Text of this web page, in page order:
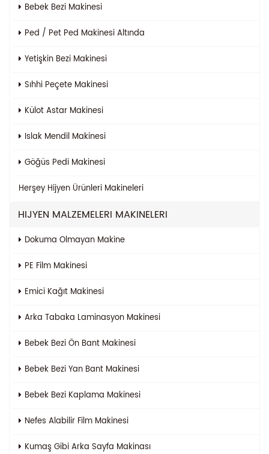
Bebek Bezi Makinesi
Ped / Pet Ped Makinesi Altında
Yetişkin Bezi Makinesi
Sıhhi Peçete Makinesi
Külot Astar Makinesi
Islak Mendil Makinesi
Göğüs Pedi Makinesi
Herşey Hijyen Ürünleri Makineleri
HIJYEN MALZEMELERI MAKINELERI
Dokuma Olmayan Makine
PE Film Makinesi
Emici Kağıt Makinesi
Arka Tabaka Laminasyon Makinesi
Bebek Bezi Ön Bant Makinesi
Bebek Bezi Yan Bant Makinesi
Bebek Bezi Kaplama Makinesi
Nefes Alabilir Film Makinesi
Kumaş Gibi Arka Sayfa Makinası